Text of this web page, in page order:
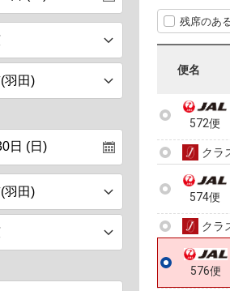
残席のあ
便名
570便
ク
572便
クラ
574便
クラ
576便